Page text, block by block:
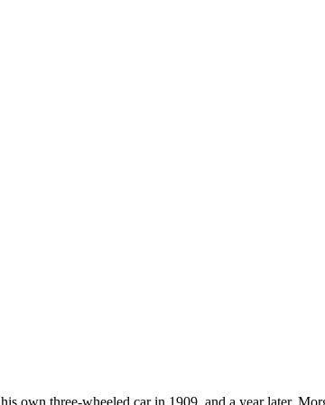
own three-wheeled car in 1909, and a year later,